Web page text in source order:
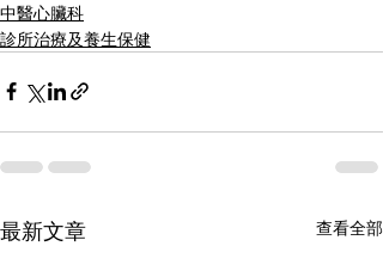
中醫心臟科
診所治療及養生保健
最新文章 查看全部